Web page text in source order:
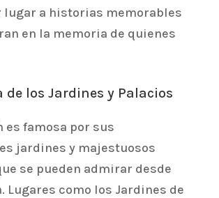
lugar a historias memorables
en la memoria de quienes
de los Jardines y Palacios
es famosa por sus
jardines y majestuosos
se pueden admirar desde
Lugares como los Jardines de